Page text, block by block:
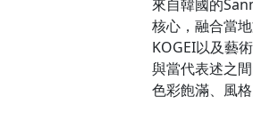
來自韓國的
核心，融合當
KOGEI以及藝
與當代表述之
色彩飽滿、風